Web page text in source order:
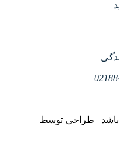
| طراحی توسط